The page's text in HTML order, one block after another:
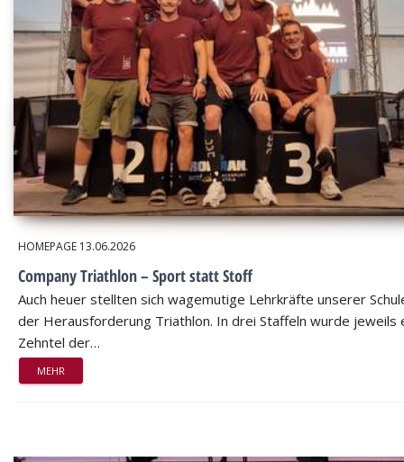
HOMEPAGE 13.06.2026
Company Triathlon – Sport statt Stoff
Auch heuer stellten sich wagemutige Lehrkräfte unserer
der Herausforderung Triathlon. In drei Staffeln wurde jeweils
Zehntel der…
MEHR